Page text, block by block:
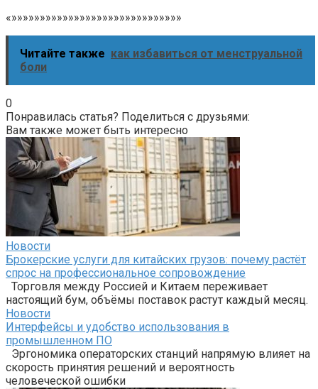
«»»»»»»»»»»»»»»»»»»»»»»»»»»»»»»
Читайте также как избавиться от менструальной
боли
0
Понравилась статья? Поделиться с друзьями:
Вам также может быть интересно
Новости
Брокерские услуги для китайских грузов: почему растёт
спрос на профессиональное сопровождение
Торговля между Россией и Китаем переживает
настоящий бум, объёмы поставок растут каждый месяц.
Новости
Интерфейсы и удобство использования в
промышленном ПО
Эргономика операторских станций напрямую влияет на
скорость принятия решений и вероятность
человеческой ошибки